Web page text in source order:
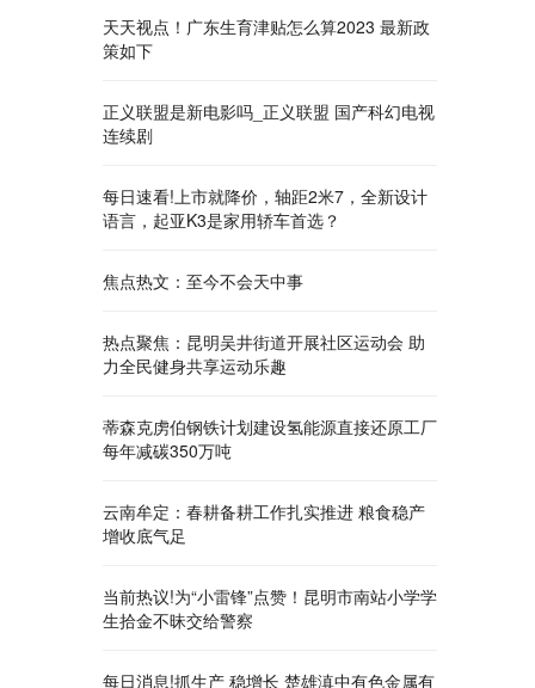
天天视点！广东生育津贴怎么算2023 最新政
策如下
正义联盟是新电影吗_正义联盟 国产科幻电视
连续剧
每日速看!上市就降价，轴距2米7，全新设计
语言，起亚K3是家用轿车首选？
焦点热文：至今不会天中事
热点聚焦：昆明吴井街道开展社区运动会 助
力全民健身共享运动乐趣
蒂森克虏伯钢铁计划建设氢能源直接还原工厂
每年减碳350万吨
云南牟定：春耕备耕工作扎实推进 粮食稳产
增收底气足
当前热议!为“小雷锋”点赞！昆明市南站小学学
生拾金不昧交给警察
每日消息!抓生产 稳增长 楚雄滇中有色金属有